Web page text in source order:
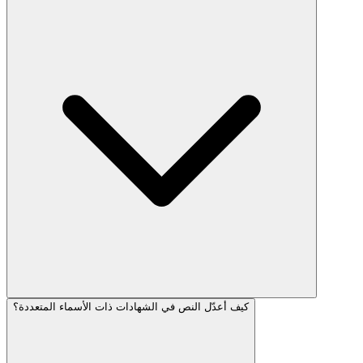
كيف أعدّل النص في الشهادات ذات الأسماء المتعددة؟